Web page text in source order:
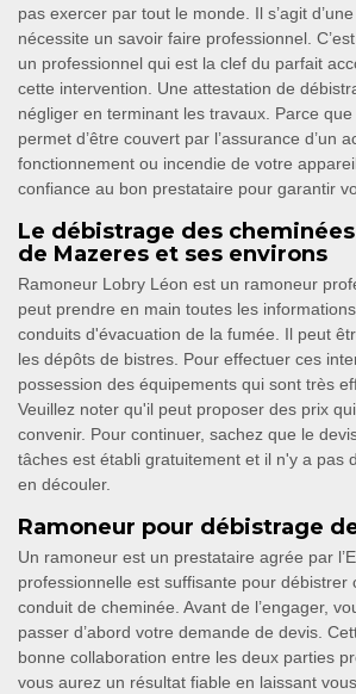
pas exercer par tout le monde. Il s’agit
nécessite un savoir faire professionnel.
un professionnel qui est la clef du parfait
cette intervention. Une attestation de
négliger en terminant les travaux. Parce
permet d’être couvert par l’assurance d’un
fonctionnement ou incendie de votre
confiance au bon prestataire pour garantir
Le débistrage des
de Mazeres et ses environs
Ramoneur Lobry Léon est un ramoneur
peut prendre en main toutes les
conduits d'évacuation de la fumée. Il peut
les dépôts de bistres. Pour effectuer ces
possession des équipements qui sont très
Veuillez noter qu'il peut proposer des prix
convenir. Pour continuer, sachez que le
tâches est établi gratuitement et il n'y a pas
en découler.
Ramoneur pour débistrage
Un ramoneur est un prestataire agrée par
professionnelle est suffisante pour débistrer
conduit de cheminée. Avant de l’engager,
passer d’abord votre demande de devis.
bonne collaboration entre les deux parties
vous aurez un résultat fiable en laissant